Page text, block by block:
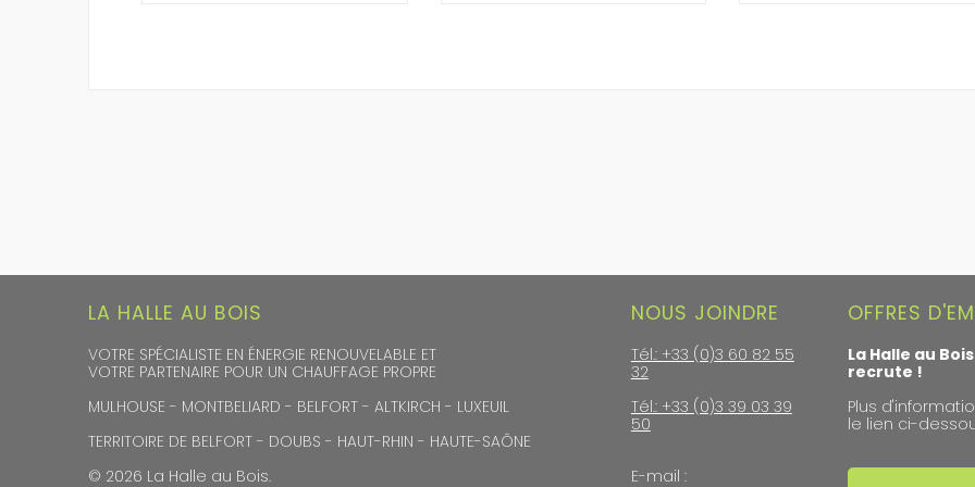
LA HALLE AU BOIS
VOTRE SPÉCIALISTE EN ÉNERGIE RENOUVELABLE ET
VOTRE PARTENAIRE POUR UN CHAUFFAGE PROPRE
MULHOUSE - MONTBELIARD - BELFORT - ALTKIRCH - LUXEUIL
TERRITOIRE DE BELFORT - DOUBS - HAUT-RHIN - HAUTE-SAÔNE
© 2026 La Halle au Bois.
NOUS JOINDRE
Tél.: +33 (0)3 60 82 55
32
Tél.: +33 (0)3 39 03 39
50
E-mail :
OFFRES
La Halle au Bois
recrute !
Plus
le lien ci-